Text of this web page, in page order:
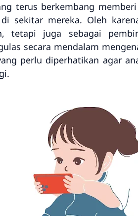
terus berkembang
sekitar mereka. Oleh
tetapi juga sebagai
secara mendalam
perlu diperhatikan agar